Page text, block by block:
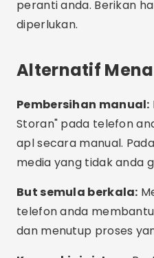
Adakah selamat
daripada satu
Apakah aplikasi
Adakah aplikasi ini
mana telefon bimbit?